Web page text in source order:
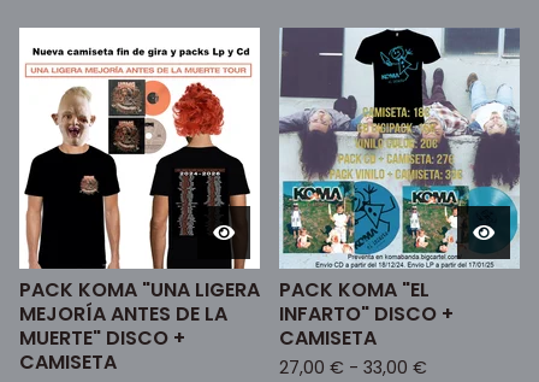
PACK KOMA "UNA LIGERA
MEJORÍA ANTES DE LA
MUERTE" DISCO +
CAMISETA
PACK KOMA "EL
INFARTO" DISCO +
CAMISETA
27,00 € - 33,00 €